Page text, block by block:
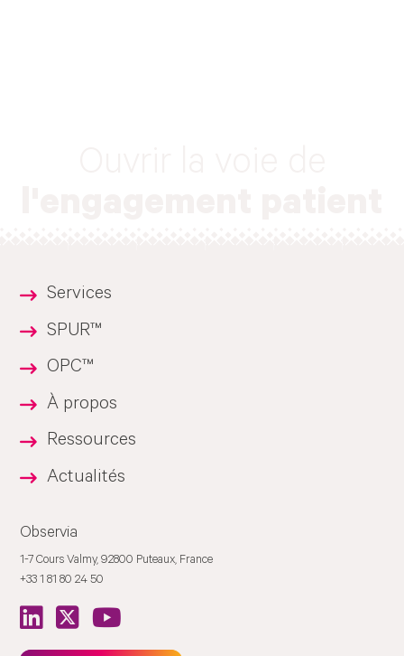
Services
SPUR™
OPC™
À propos
Ressources
Actualités
Observia
1-7 Cours Valmy, 92800 Puteaux, France
+33 1 81 80 24 50